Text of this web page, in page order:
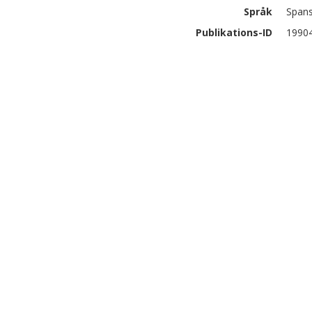
Språk
Publikations-ID